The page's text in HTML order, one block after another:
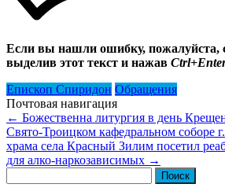
Если вы нашли ошибку, пожалуйста,
выделив этот текст и нажав
Епископ Спиридон Обращения
Почтовая навигация
← Божественна литургия в день
Свято-Троицком кафедральном соборе
храма села Красный Зилим посетил
для алко-наркозависимых →